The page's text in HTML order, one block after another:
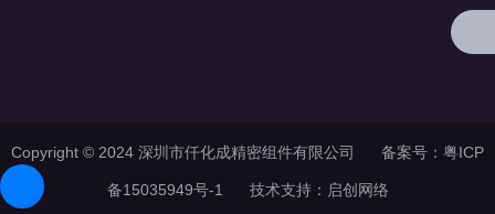
Copyright © 2024 深圳市仟化成精密组件有限公司 备案号： 粤ICP
备15035949号-1 技术支持： 启创网络